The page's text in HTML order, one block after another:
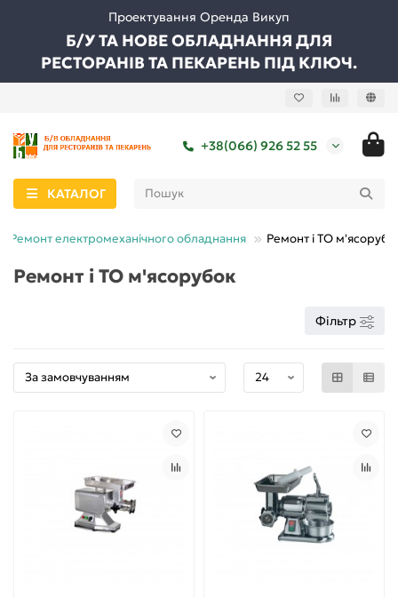
Проектування Оренда Викуп
Б/У ТА НОВЕ ОБЛАДНАННЯ ДЛЯ
РЕСТОРАНІВ ТА ПЕКАРЕНЬ ПІД КЛЮЧ.
+38(066) 926 52 55
КАТАЛОГ
Ремонт електромеханічного обладнання Ремонт і ТО
Ремонт і ТО м'ясорубок
Фільтр